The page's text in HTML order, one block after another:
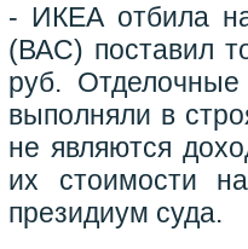
- ИКЕА отбила
(ВАС) поставил
руб.
выполняли в
не являются
их стоимости
президиум суда.